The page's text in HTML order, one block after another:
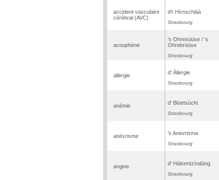
accident vasculaire
cérébral (AVC)
d'r Hìrnschlàà
Strasbourg
acouphène
's Ohresüüse / 's
Ohrebrüüse
Strasbourg
allergie d' Àllergie
Strasbourg
anémie d' Blüetsùcht
Strasbourg
anévrisme 's Anevrisma
Strasbourg
angine d' Hàlsentzìndùng
Strasbourg